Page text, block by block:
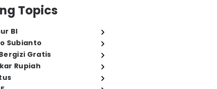
Topics
BI
Subianto
Gratis
Rupiah